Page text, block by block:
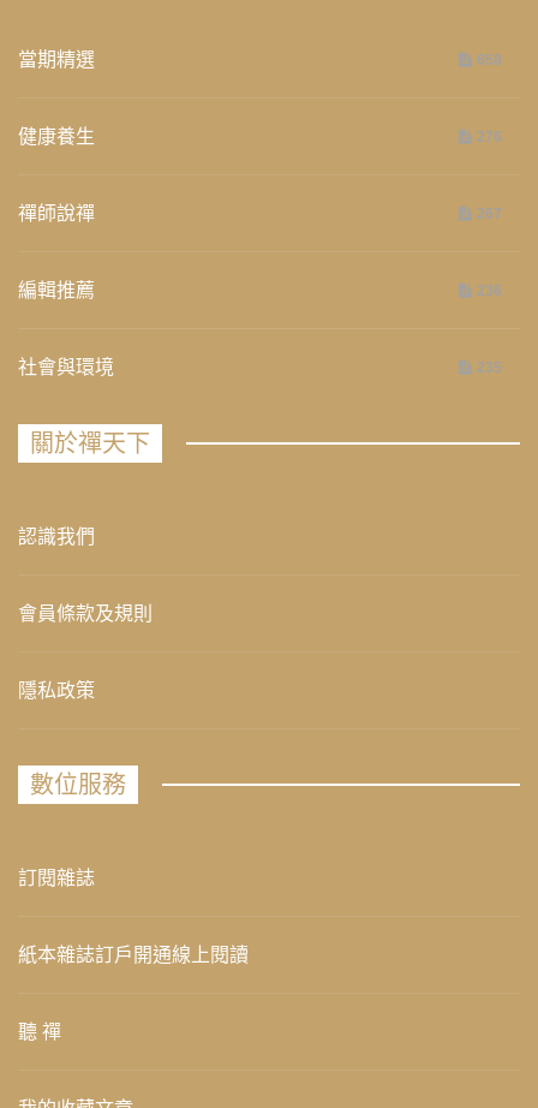
當期精選 658
健康養生 276
禪師說禪 267
編輯推薦 236
社會與環境 235
關於禪天下
認識我們
會員條款及規則
隱私政策
數位服務
訂閱雜誌
紙本雜誌訂戶開通線上閱讀
聽 禪